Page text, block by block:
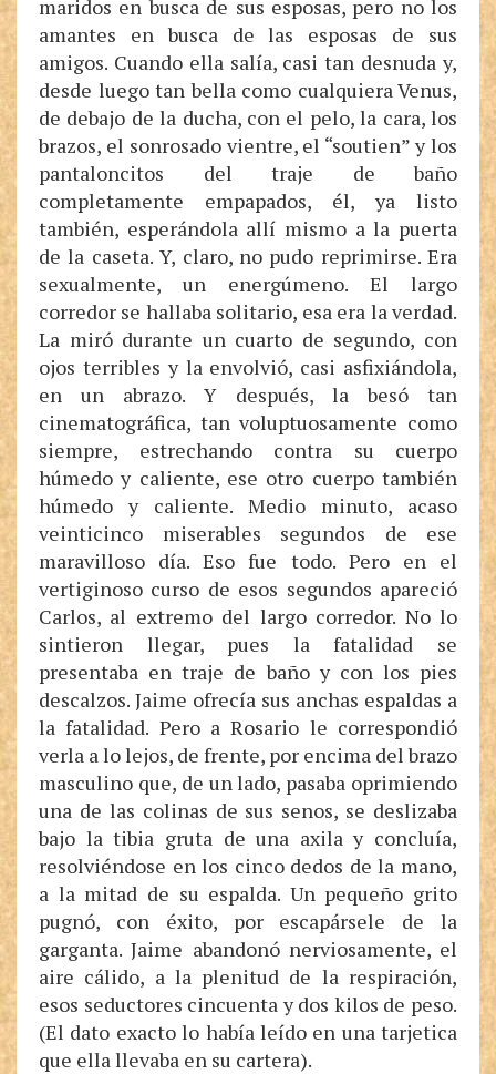
maridos en busca de sus esposas, pero no los
amantes en busca de las esposas de sus
amigos. Cuando ella salía, casi tan desnuda y,
desde luego tan bella como cualquiera Venus,
de debajo de la ducha, con el pelo, la cara, los
brazos, el sonrosado vientre, el “soutien” y los
pantaloncitos del traje de baño
completamente empapados, él, ya listo
también, esperándola allí mismo a la puerta
de la caseta. Y, claro, no pudo reprimirse. Era
sexualmente, un energúmeno. El largo
corredor se hallaba solitario, esa era la verdad.
La miró durante un cuarto de segundo, con
ojos terribles y la envolvió, casi asfixiándola,
en un abrazo. Y después, la besó tan
cinematográfica, tan voluptuosamente como
siempre, estrechando contra su cuerpo
húmedo y caliente, ese otro cuerpo también
húmedo y caliente. Medio minuto, acaso
veinticinco miserables segundos de ese
maravilloso día. Eso fue todo. Pero en el
vertiginoso curso de esos segundos apareció
Carlos, al extremo del largo corredor. No lo
sintieron llegar, pues la fatalidad se
presentaba en traje de baño y con los pies
descalzos. Jaime ofrecía sus anchas espaldas a
la fatalidad. Pero a Rosario le correspondió
verla a lo lejos, de frente, por encima del brazo
masculino que, de un lado, pasaba oprimiendo
una de las colinas de sus senos, se deslizaba
bajo la tibia gruta de una axila y concluía,
resolviéndose en los cinco dedos de la mano,
a la mitad de su espalda. Un pequeño grito
pugnó, con éxito, por escapársele de la
garganta. Jaime abandonó nerviosamente, el
aire cálido, a la plenitud de la respiración,
esos seductores cincuenta y dos kilos de peso.
(El dato exacto lo había leído en una tarjetica
que ella llevaba en su cartera).